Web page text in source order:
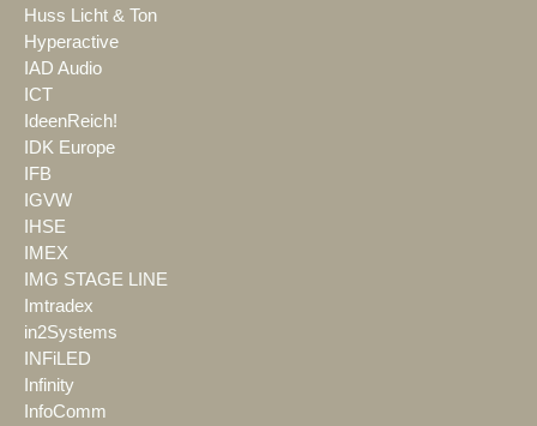
Huss Licht & Ton
Hyperactive
IAD Audio
ICT
IdeenReich!
IDK Europe
IFB
IGVW
IHSE
IMEX
IMG STAGE LINE
Imtradex
in2Systems
INFiLED
Infinity
InfoComm